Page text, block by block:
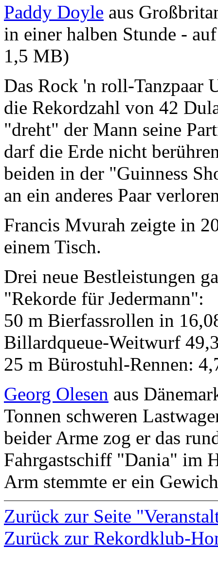
Paddy Doyle aus
in einer halben Stunde -
1,5 MB)
Das Rock 'n roll-Tanzpaar
die Rekordzahl von 42
"dreht" der Mann seine
darf die Erde nicht
beiden in der "Guinness
an ein anderes Paar
Francis Mvurah zeigte in
einem Tisch.
Drei neue Bestleistungen
"Rekorde für Jedermann":
50 m Bierfassrollen in
Billardqueue-Weitwurf
25 m Bürostuhl-Rennen:
Georg Olesen aus
Tonnen schweren
beider Arme zog er das
Fahrgastschiff "Dania" im
Arm stemmte er ein
Zurück zur Seite
Zurück zur Rekordklub-